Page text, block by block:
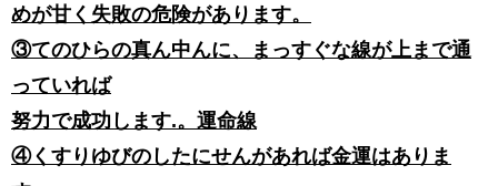
めが甘く失敗の危険があります。
③てのひらの真ん中んに、まっすぐな線が上まで通
っていれば
努力で成功します.。運命線
④くすりゆびのしたにせんがあれば金運はありま